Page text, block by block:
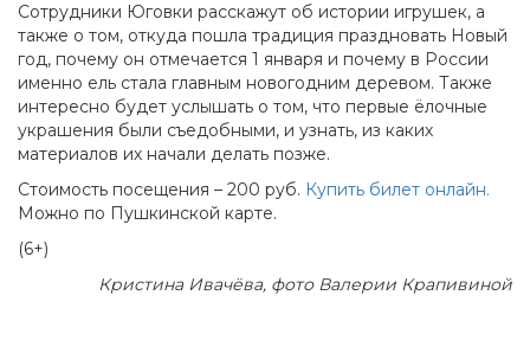
Сотрудники Юговки расскажут об истории игрушек, а
также о том, откуда пошла традиция праздновать Новый
год, почему он отмечается 1 января и почему в России
именно ель стала главным новогодним деревом. Также
интересно будет услышать о том, что первые ёлочные
украшения были съедобными, и узнать, из каких
материалов их начали делать позже.
Стоимость посещения – 200 руб. Купить билет онлайн.
Можно по Пушкинской карте.
(6+)
Кристина Ивачёва, фото Валерии Крапивиной